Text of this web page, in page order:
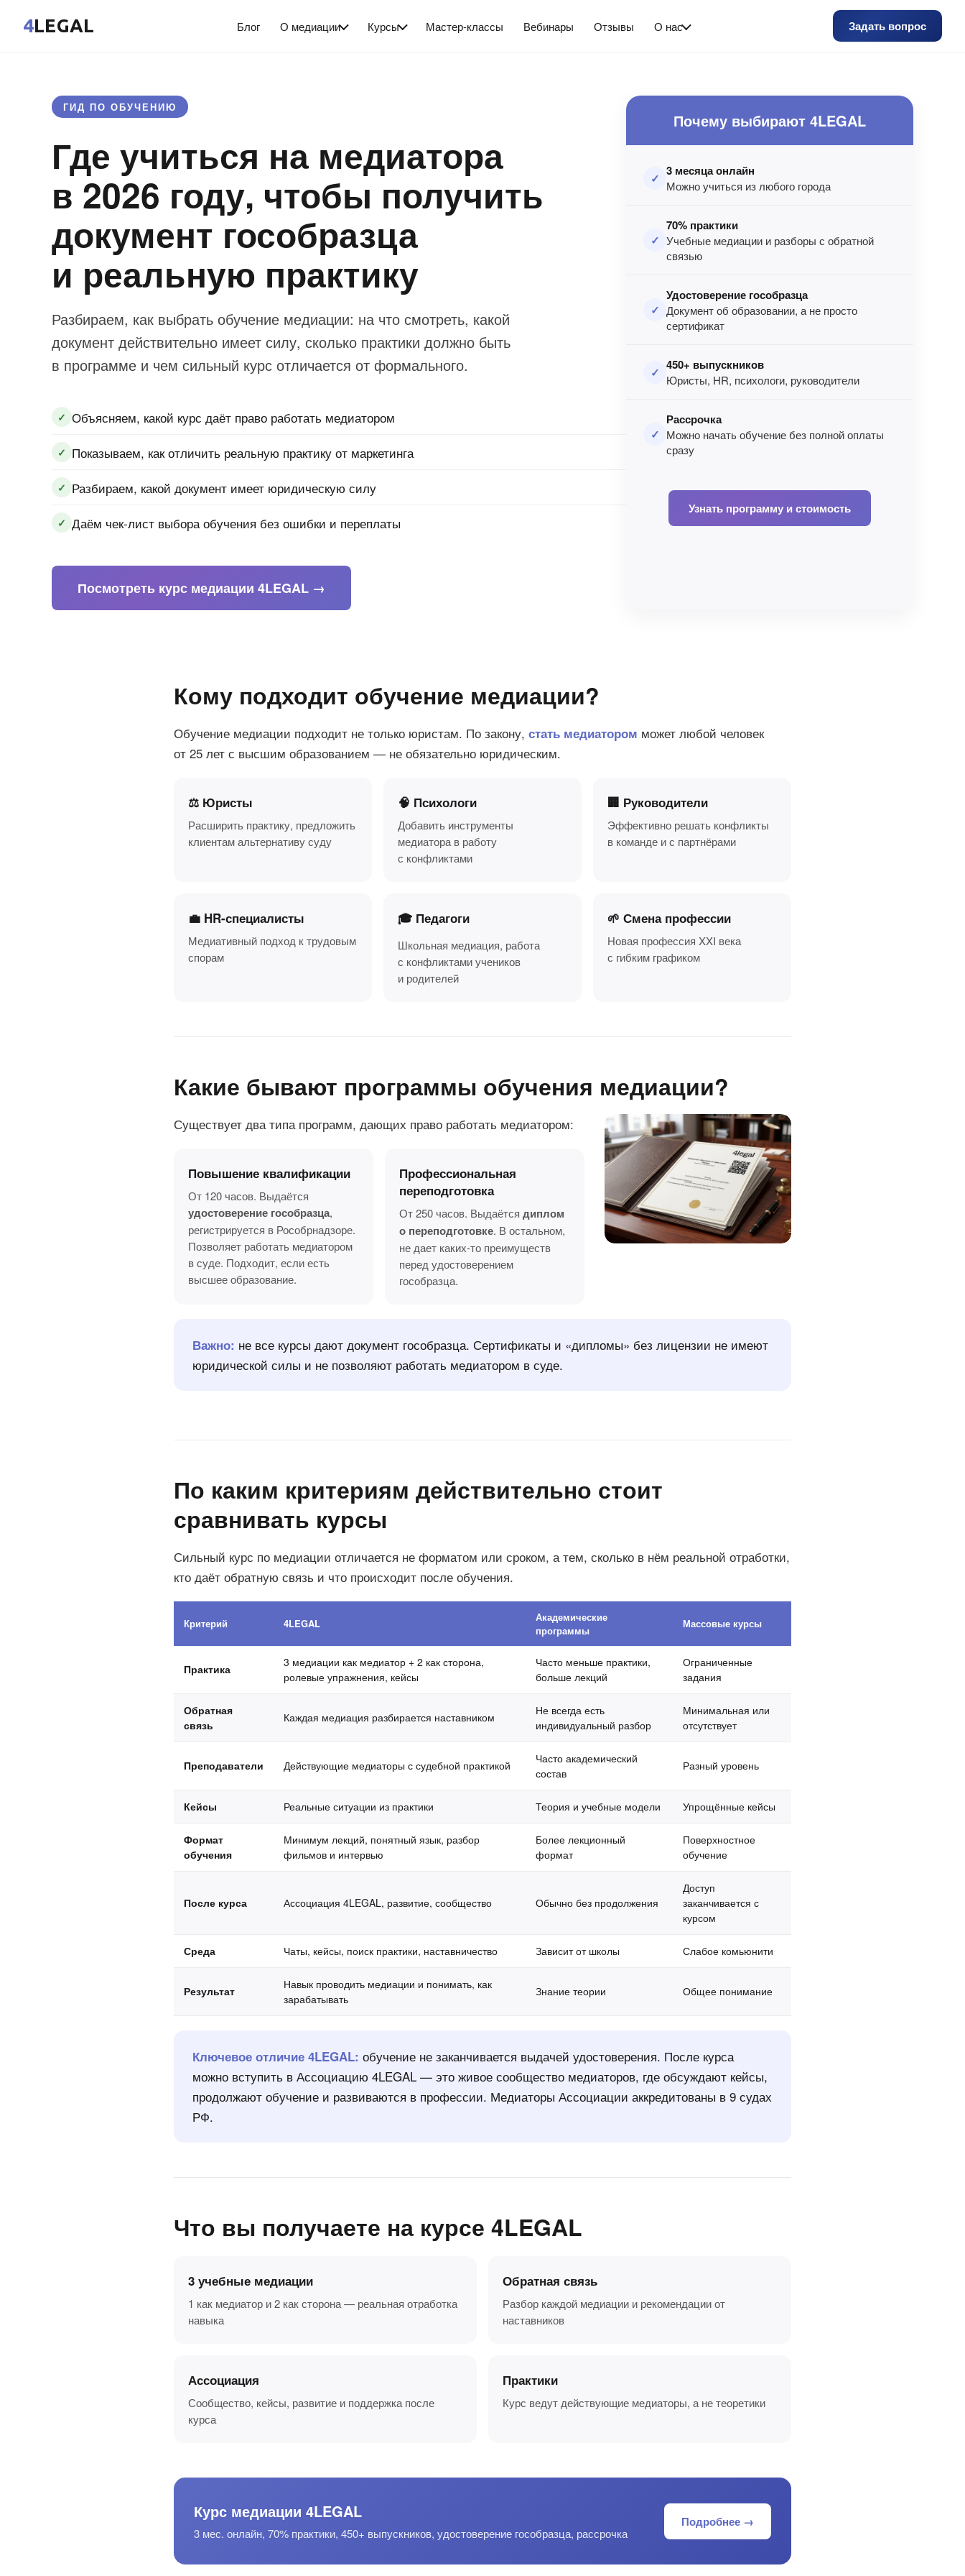
4LEGAL Блог О медиации Курсы Мастер-классы Вебинары Отзывы О нас Задать вопрос
ГИД ПО ОБУЧЕНИЮ
Где учиться на медиатора
в 2026 году, чтобы получить
документ гособразца
и реальную практику
Разбираем, как выбрать обучение медиации: на что смотреть, какой
документ действительно имеет силу, сколько практики должно быть
в программе и чем сильный курс отличается от формального.
✓ Объясняем, какой курс даёт право работать медиатором
✓ Показываем, как отличить реальную практику от маркетинга
✓ Разбираем, какой документ имеет юридическую силу
✓ Даём чек-лист выбора обучения без ошибки и переплаты
Посмотреть курс медиации 4LEGAL →
Почему выбирают 4LEGAL
✓ 3 месяца онлайн
Можно учиться из любого города
✓
70% практики
Учебные медиации и разборы с обратной
связью
✓
Удостоверение гособразца
Документ об образовании, а не просто
сертификат
✓ 450+ выпускников
Юристы, HR, психологи, руководители
✓
Рассрочка
Можно начать обучение без полной оплаты
сразу
Узнать программу и стоимость
Кому подходит обучение медиации?
Обучение медиации подходит не только юристам. По закону, стать медиатором может любой человек
от 25 лет с высшим образованием — не обязательно юридическим.
⚖️ Юристы
Расширить практику, предложить
клиентам альтернативу суду
🧠 Психологи
Добавить инструменты
медиатора в работу
с конфликтами
🏢 Руководители
Эффективно решать конфликты
в команде и с партнёрами
💼 HR-специалисты
Медиативный подход к трудовым
спорам
🎓 Педагоги
Школьная медиация, работа
с конфликтами учеников
и родителей
🌱 Смена профессии
Новая профессия XXI века
с гибким графиком
Какие бывают программы обучения медиации?
Существует два типа программ, дающих право работать медиатором:
Повышение квалификации
От 120 часов. Выдаётся
удостоверение гособразца,
регистрируется в Рособрнадзоре.
Позволяет работать медиатором
в суде. Подходит, если есть
высшее образование.
Профессиональная
переподготовка
От 250 часов. Выдаётся диплом
о переподготовке. В остальном,
не дает каких-то преимуществ
перед удостоверением
гособразца.
Важно: не все курсы дают документ гособразца. Сертификаты и «дипломы» без лицензии не имеют
юридической силы и не позволяют работать медиатором в суде.
По каким критериям действительно стоит
сравнивать курсы
Сильный курс по медиации отличается не форматом или сроком, а тем, сколько в нём реальной отработки,
кто даёт обратную связь и что происходит после обучения.
Критерий 4LEGAL
Академические
программы
Массовые курсы
Практика
3 медиации как медиатор + 2 как сторона,
ролевые упражнения, кейсы
Часто меньше практики,
больше лекций
Ограниченные
задания
Обратная
связь
Каждая медиация разбирается наставником
Не всегда есть
индивидуальный разбор
Минимальная или
отсутствует
Преподаватели Действующие медиаторы с судебной практикой
Часто академический
состав
Разный уровень
Кейсы Реальные ситуации из практики Теория и учебные модели Упрощённые кейсы
Формат
обучения
Минимум лекций, понятный язык, разбор
фильмов и интервью
Более лекционный
формат
Поверхностное
обучение
После курса Ассоциация 4LEGAL, развитие, сообщество Обычно без продолжения
Доступ
заканчивается с
курсом
Среда Чаты, кейсы, поиск практики, наставничество Зависит от школы Слабое комьюнити
Результат
Навык проводить медиации и понимать, как
зарабатывать
Знание теории Общее понимание
Ключевое отличие 4LEGAL: обучение не заканчивается выдачей удостоверения. После курса
можно вступить в Ассоциацию 4LEGAL — это живое сообщество медиаторов, где обсуждают кейсы,
продолжают обучение и развиваются в профессии. Медиаторы Ассоциации аккредитованы в 9 судах
РФ.
Что вы получаете на курсе 4LEGAL
3 учебные медиации
1 как медиатор и 2 как сторона — реальная отработка
навыка
Обратная связь
Разбор каждой медиации и рекомендации от
наставников
Ассоциация
Сообщество, кейсы, развитие и поддержка после
курса
Практики
Курс ведут действующие медиаторы, а не теоретики
Курс медиации 4LEGAL
3 мес. онлайн, 70% практики, 450+ выпускников, удостоверение гособразца, рассрочка
Подробнее →